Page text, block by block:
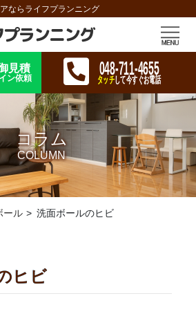
ならライフプランニング
ランニング
048-711-4655
タッチして今すぐお電話
見積
ン依頼
コラム
COLUMN
ール 洗面ボールのヒビ
ヒビ